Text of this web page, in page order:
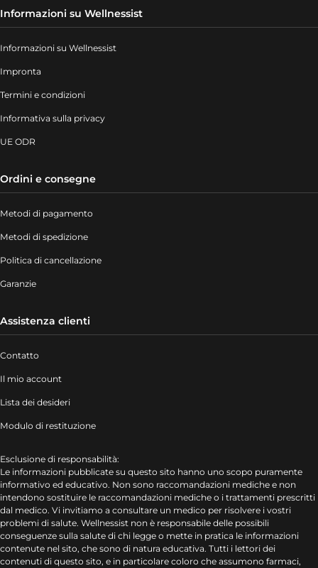
Informazioni su Wellnessist
Informazioni su Wellnessist
Impronta
Termini e condizioni
Informativa sulla privacy
UE ODR
Ordini e consegne
Metodi di pagamento
Metodi di spedizione
Politica di cancellazione
Garanzie
Assistenza clienti
Contatto
Il mio account
Lista dei desideri
Modulo di restituzione
Esclusione di responsabilità:
Le informazioni pubblicate su questo sito hanno uno scopo puramente
informativo ed educativo. Non sono raccomandazioni mediche e non
intendono sostituire le raccomandazioni mediche o i trattamenti prescritti
dal medico. Vi invitiamo a consultare un medico per risolvere i vostri
problemi di salute. Wellnessist non è responsabile delle possibili
conseguenze sulla salute di chi legge o mette in pratica le informazioni
contenute nel sito, che sono di natura educativa. Tutti i lettori dei
contenuti di questo sito, e in particolare coloro che assumono farmaci,